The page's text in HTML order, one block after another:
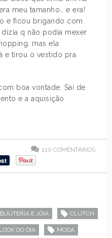
meu tamanho… e era!
e ficou brigando com
q não podia mexer
mas ela
e tirou o vestido pra
boa vontade. Saí de
e a aquisição
210 COMENTÁRIOS
BIJUTERIA E JÓIA CLUTCH
LOOK DO DIA MODA